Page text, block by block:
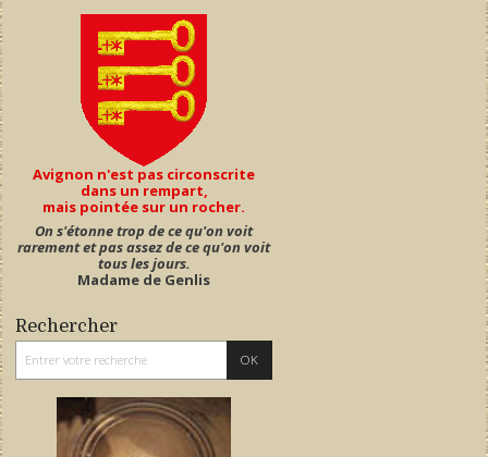
Avignon n'est pas circonscrite
dans un rempart,
mais pointée sur un rocher.
On s'étonne trop de ce qu'on voit
rarement et pas assez de ce qu'on voit
tous les jours.
Madame de Genlis
Rechercher